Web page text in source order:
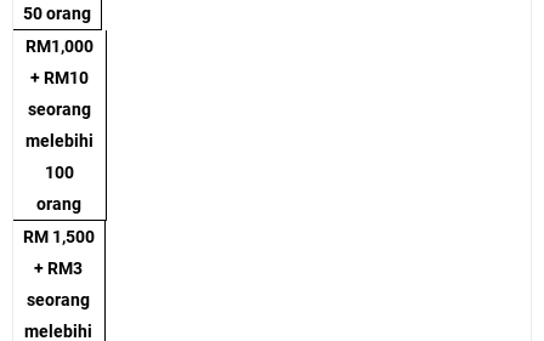
50 orang
RM1,000
+ RM10
seorang
melebihi
100
orang
RM 1,500
+ RM3
seorang
melebihi